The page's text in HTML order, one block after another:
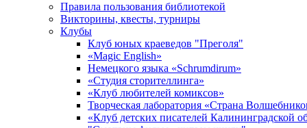
Правила пользования библиотекой
Викторины, квесты, турниры
Клубы
Клуб юных краеведов "Преголя"
«Magic English»
Немецкого языка «Schrumdirum»
«Студия сторителлинга»
«Клуб любителей комиксов»
Творческая лаборатория «Страна
«Клуб детских писателей Калининградской